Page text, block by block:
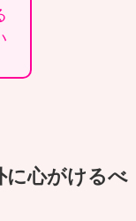
に心がけるべ